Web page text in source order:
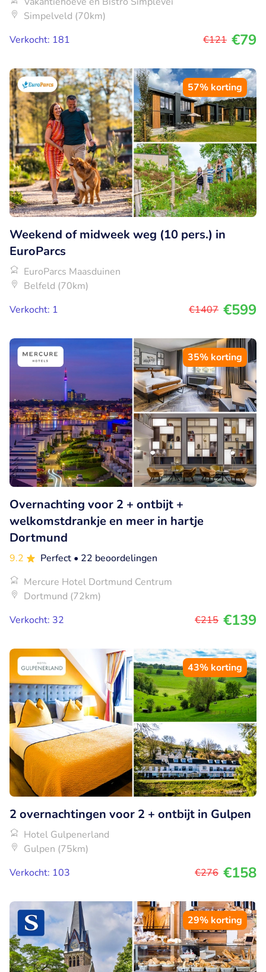
Simpelveld (70km)
Verkocht: 181
€121 €79
57% korting
Weekend of midweek weg (10 pers.) in
EuroParcs
EuroParcs Maasduinen
Belfeld (70km)
Verkocht: 1
€1407 €599
35% korting
Overnachting voor 2 + ontbijt +
welkomstdrankje en meer in hartje
Dortmund
9.2 Perfect • 22 beoordelingen
Mercure Hotel Dortmund Centrum
Dortmund (72km)
Verkocht: 32
€215 €139
43% korting
2 overnachtingen voor 2 + ontbijt in Gulpen
Hotel Gulpenerland
Gulpen (75km)
Verkocht: 103
€276 €158
29% korting